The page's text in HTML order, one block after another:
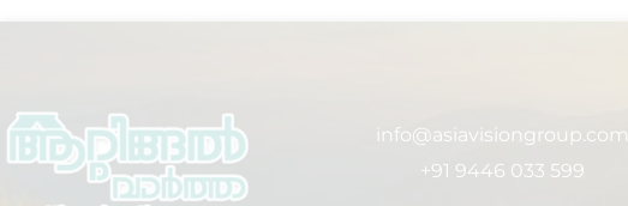
info@asiavisiongroup.com
+91 9446 033 599